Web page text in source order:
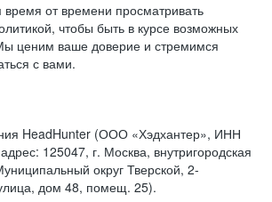
от времени просматривать
чтобы быть в курсе возможных
ценим ваше доверие и стремимся
с вами.
HeadHunter (ООО «Хэдхантер», ИНН
125047, г. Москва, внутригородская
округ Тверской, 2-
дом 48, помещ. 25).